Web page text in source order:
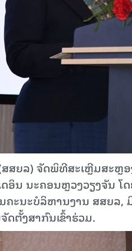
ສຍລ) ຈັດພິ​ທີ​ສະ​ເຫຼີມ​ສະຫຼ
ອິນ ນະຄອນຫຼວງວຽງຈັນ
ະນະບໍລິຫານງານ ສສຍລ,
ຕັ້ງສາກົນເຂົ້າຮ່ວມ.